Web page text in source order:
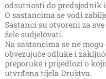
odsutnosti do predsjednik
O sastancima se vodi
Sastanci su otvoreni za
žele sudjelovati.
Na sastancima se ne
obvezujuće odluke i
preporuke i prijedlozi o
utvrđena tijela Društva.